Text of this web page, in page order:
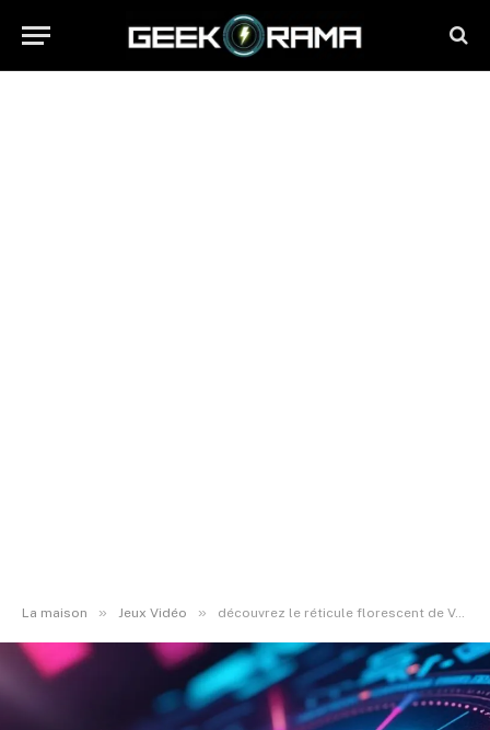
La maison » Jeux Vidéo » découvrez le réticule florescent de VALORANT et ses réglages optimaux